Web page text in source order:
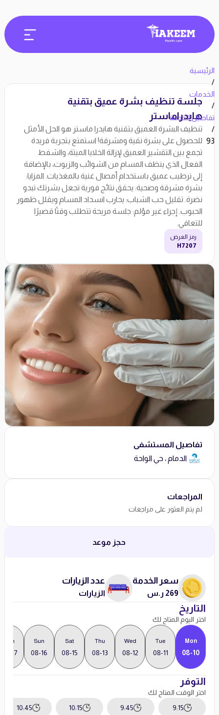
الرئيسية
/
الخدمات
/
تفاصيل الخدمة
/
93
جلسة تنظيف بشرة عميق بتقنية
هايدراماستر
تنظيف البشرة العميق بتقنية هايدرا ماستر هو الحل الأمثل
للحصول على بشرة نقية ومشرقة! استمتع بتجربة فريدة
تجمع بين التقشير العميق لإزالة الخلايا الميتة، والشفط
الفعال الذي ينظف المسام من الشوائب والزيوت، بالإضافة
إلى ترطيب عميق باستخدام أمصال غنية بالمغذيات. المزايا:
بشرة مشرقة وصحية: يحقق نتائج فورية تجعل بشرتك تبدو
نضرة. تقليل حب الشباب: يحارب انسداد المسام ويقلل ظهور
الحبوب. إجراء غير مؤلم: جلسة مريحة تتطلب وقتًا قصيرًا
للتعافي.
رمز العرض
H7207
تفاصيل المستشفى
الدمام ، حي الواحة
المراجعات
لم يتم العثور على مراجعات
حجز موعد
سعر الخدمة
269 ر.س
عدد الزيارات
الزيارات
التاريخ
اختر اليوم المتاح لك
Mon
08-10
Tue
08-11
Wed
08-12
Thu
08-13
Sat
08-15
Sun
08-16
Mon
08-17
التوفر
اختر الوقت المتاح لك
9:15
9:45
10:15
10:45